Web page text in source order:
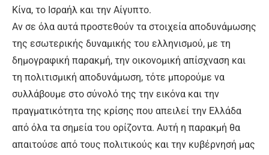
Κίνα, το Ισραήλ και την Αίγυπτο.
Αν σε όλα αυτά προστεθούν τα στοιχεία αποδυνάμωσης
της εσωτερικής δυναμικής του ελληνισμού, με τη
δημογραφική παρακμή, την οικονομική απίσχναση και
τη πολιτισμική αποδυνάμωση, τότε μπορούμε να
συλλάβουμε στο σύνολό της την εικόνα και την
πραγματικότητα της κρίσης που απειλεί την Ελλάδα
από όλα τα σημεία του ορίζοντα. Αυτή η παρακμή θα
απαιτούσε από τους πολιτικούς και την κυβέρνησή μας